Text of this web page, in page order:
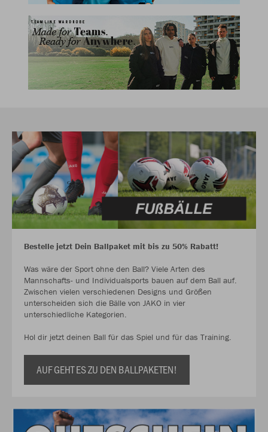
Bestelle jetzt Dein Ballpaket mit bis zu 50% Rabatt!
Was wäre der Sport ohne den Ball? Viele Arten des
Mannschafts- und Individualsports bauen auf dem Ball auf.
Zwischen vielen verschiedenen Designs und Größen
unterscheiden sich die Bälle von JAKO in vier
unterschiedliche Kategorien.
Hol dir jetzt deinen Ball für das Spiel und für das Training.
AUF GEHT ES ZU DEN BALLPAKETEN!